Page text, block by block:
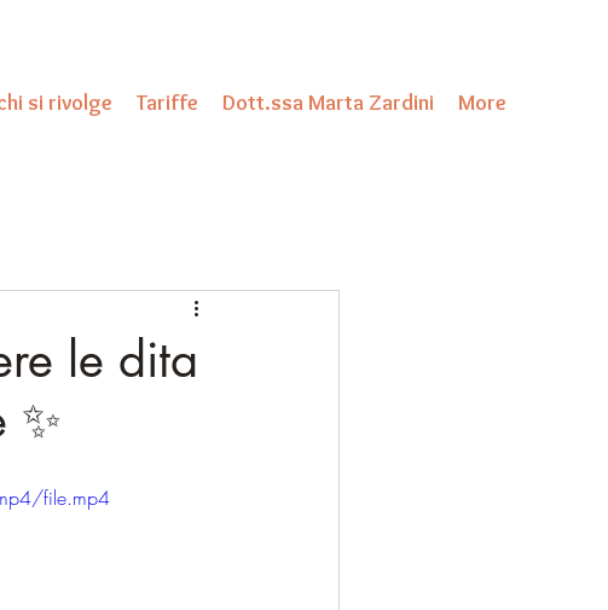
si rivolge Tariffe Dott.ssa Marta Zardini More
le dita
✨️
file.mp4